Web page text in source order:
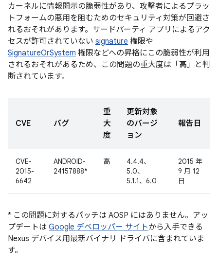
カーネルに情報開示の脆弱性があり、攻撃者によるプラッ
トフォームの悪用を阻むためのセキュリティ対策が回避さ
れるおそれがあります。サードパーティ アプリによるアク
セスが許可されていない signature 権限や
SignatureOrSystem 権限などへの昇格にこの脆弱性が利用
されるおそれがあるため、この問題の重大度は「高」と判
断されています。
CVE バグ
重
大
度
更新対象
のバージ
ョン
報告日
CVE-
2015-
6642
ANDROID-
24157888*
高
4.4.4、
5.0、
5.1.1、6.0
2015 年
9 月 12
日
* この問題に対するパッチは AOSP にはありません。アッ
プデートは Google デベロッパー サイトから入手できる
Nexus デバイス用最新バイナリ ドライバに含まれていま
す。